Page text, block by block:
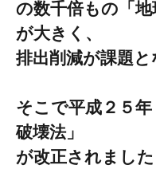
の数千倍もの「
が大きく、
排出削減が課題と
そこで平成２５年
破壊法」
が改正されました